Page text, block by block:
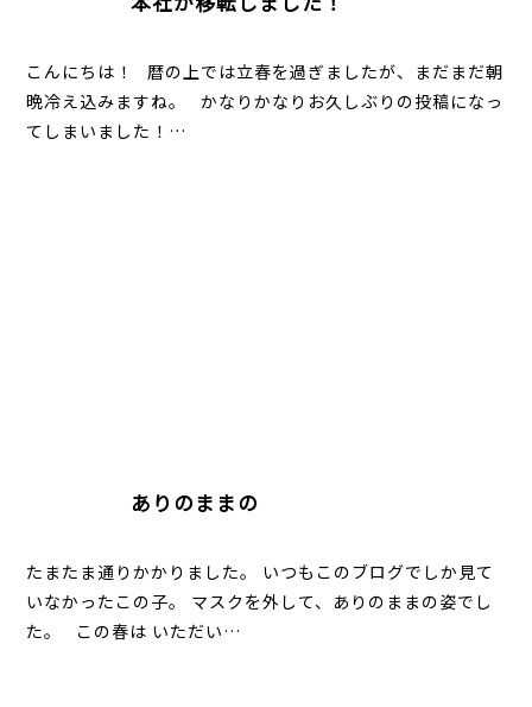
こんにちは！ 暦の上では立春を過ぎましたが、まだまだ朝
晩冷え込みますね。 かなりかなりお久しぶりの投稿になっ
てしまいました！…
ありのままの
たまたま通りかかりました。 いつもこのブログでしか見て
いなかったこの子。 マスクを外して、ありのままの姿でし
た。 この春は いただい…